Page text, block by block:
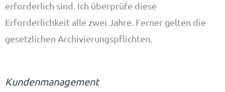
erforderlich sind. Ich überprüfe diese
Erforderlichkeit alle zwei Jahre. Ferner gelten die
gesetzlichen Archivierungspflichten.
Kundenmanagement